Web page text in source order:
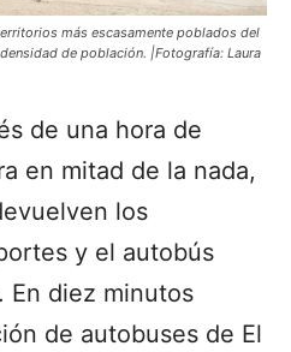
más escasamente poblados del
de población. |Fotografía: Laura
de una hora de
en mitad de la nada,
los
y el autobús
En diez minutos
de autobuses de El